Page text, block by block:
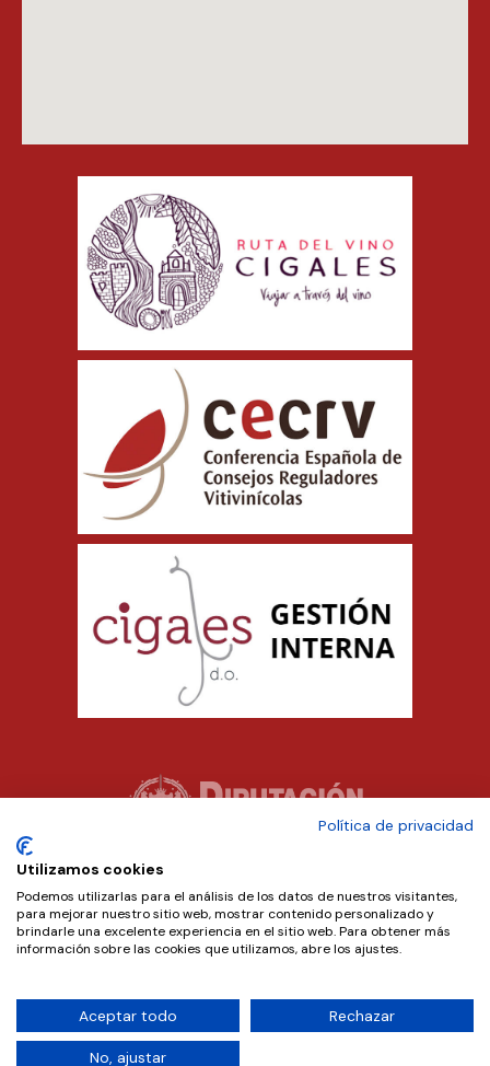
Copyright © 2024 D.O. Cigales. Diseñado por
Política de privacidad
Utilizamos cookies
Podemos utilizarlas para el análisis de los datos de nuestros visitantes,
para mejorar nuestro sitio web, mostrar contenido personalizado y
brindarle una excelente experiencia en el sitio web. Para obtener más
información sobre las cookies que utilizamos, abre los ajustes.
Aceptar todo Rechazar
No, ajustar